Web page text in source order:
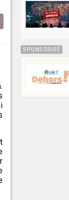
SPONSORISÉ